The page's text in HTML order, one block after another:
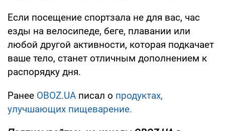
Если посещение спортзала не для вас, час
езды на велосипеде, беге, плавании или
любой другой активности, которая подкачает
ваше тело, станет отличным дополнением к
распорядку дня.
Ранее OBOZ.UA писал о продуктах,
улучшающих пищеварение.